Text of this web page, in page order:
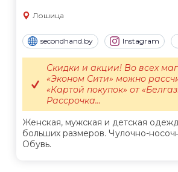
Лошица
secondhand.by Instagram
Женская, мужская и детская
больших размеров. Чулочно-
Обувь.
Скидки и акции! Во всех
«Эконом Сити» можно
«Картой покупок» от
Рассрочка...